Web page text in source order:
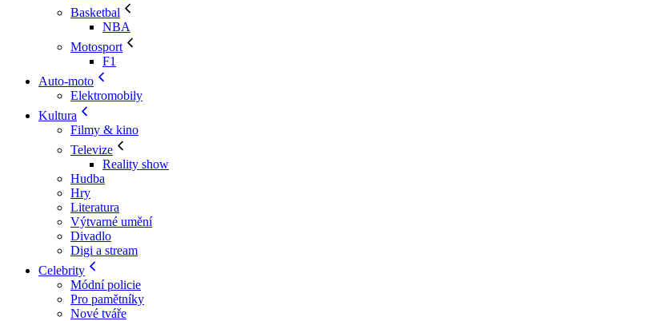
Basketbal
NBA
Motosport
F1
Auto-moto
Elektromobily
Kultura
Filmy & kino
Televize
Reality show
Hudba
Hry
Literatura
Výtvarné umění
Divadlo
Digi a stream
Celebrity
Módní policie
Pro pamětníky
Nové tváře